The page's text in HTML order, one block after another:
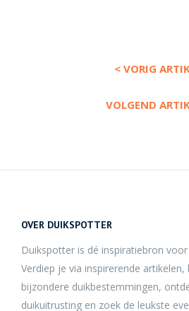
< VORIG
VOLGEND
OVER DUIKSPOTTER
Duikspotter is dé inspiratiebron
Verdiep je via inspirerende
bijzondere duikbestemmingen,
duikuitrusting en zoek de leukste